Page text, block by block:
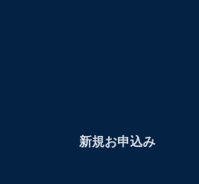
新規お申込み